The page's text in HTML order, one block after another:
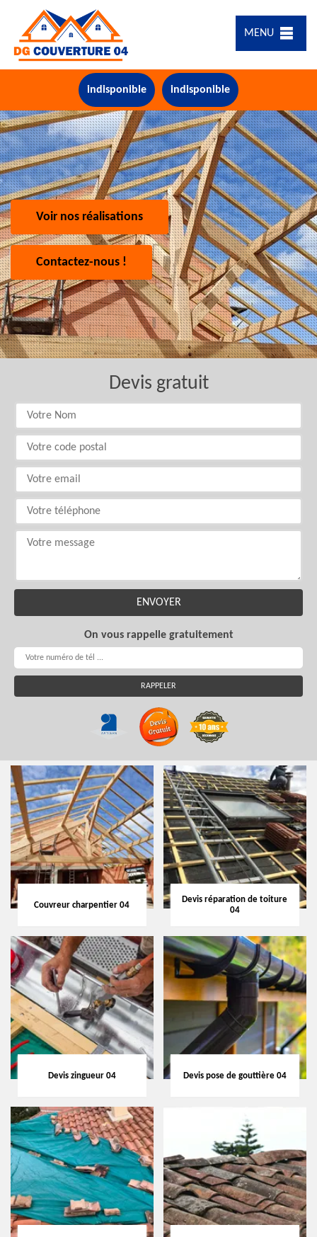
MENU
indisponible indisponible
Voir nos réalisations
Contactez-nous !
Devis gratuit
On vous rappelle gratuitement
Couvreur charpentier 04
Devis réparation de toiture
04
Devis zingueur 04 Devis pose de gouttière 04